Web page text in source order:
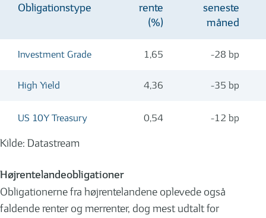
Obligationstype
rente
(%)
seneste
måned
Investment Grade 1,65 -28 bp
High Yield 4,36 -35 bp
US 10Y Treasury 0,54 -12 bp
Kilde: Datastream
Højrentelandeobligationer
Obligationerne fra højrentelandene oplevede også
faldende renter og merrenter, dog mest udtalt for